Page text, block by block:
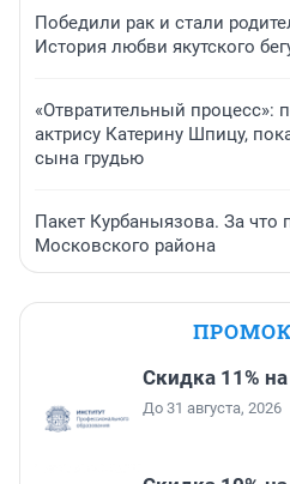
Победили рак и стали
История любви якутского
«Отвратительный процесс»:
актрису Катерину Шпицу,
сына грудью
Пакет Курбаныязова. За что
Московского района
Скидка 11%
До 31 августа, 2026